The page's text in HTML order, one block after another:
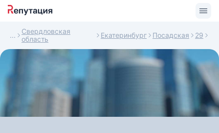
Свердловская
область
Екатеринбург Посадская 29